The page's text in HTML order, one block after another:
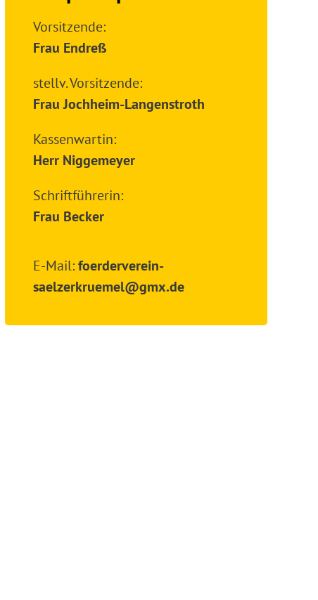
Vorsitzende:
Frau Endreß
stellv. Vorsitzende:
Frau Jochheim-Langenstroth
Kassenwartin:
Herr Niggemeyer
Schriftführerin:
Frau Becker
E-Mail:foerderverein-
saelzerkruemel@gmx.de